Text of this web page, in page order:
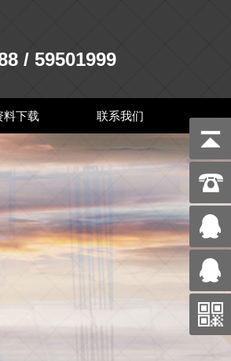
/ 59501999
料下载 联系我们